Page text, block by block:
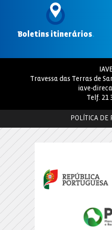
Boletins itinerários.
Travessa das Terras de
iave-
Telf. 21
POLÍTICA DE